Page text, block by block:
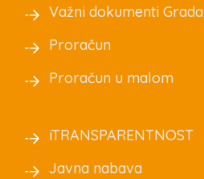
Važni dokumenti Grada
Proračun
Proračun u malom
iTRANSPARENTNOST
Javna nabava